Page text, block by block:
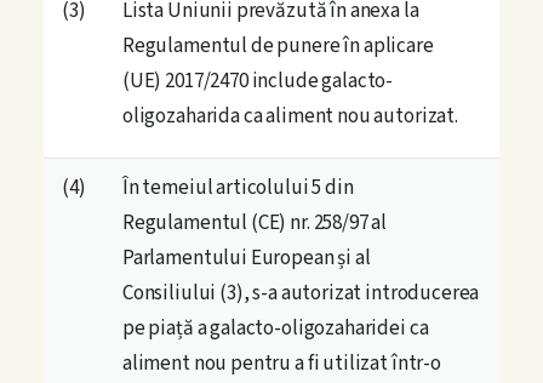
Studii de caz
Obligațiile explicate
SMSA în practică
HACCP în practică
Fluxuri Tehnologice
Managementul Proceselor
(3)
Lista Uniunii prevăzută în anexa la
Regulamentul de punere în aplicare
(UE) 2017/2470 include galacto-
oligozaharida ca aliment nou autorizat.
(4)
În temeiul articolului 5 din
Regulamentul (CE) nr. 258/97 al
Parlamentului European și al
Consiliului (3), s-a autorizat introducerea
pe piață a galacto-oligozaharidei ca
aliment nou pentru a fi utilizat într-o